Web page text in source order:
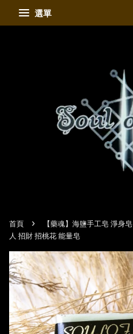
選單
首頁 ›
【藥魂】海鹽手工皂 淨身
人 招財 招桃花 能量皂